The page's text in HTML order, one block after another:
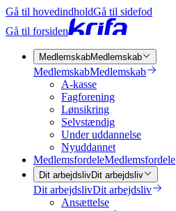
Gå til hovedindholdGå til sidefod
Gå til forsiden
MedlemskabMedlemskab
MedlemskabMedlemskab
A-kasse
Fagforening
Lønsikring
Selvstændig
Under uddannelse
Nyuddannet
MedlemsfordeleMedlemsfordele
Dit arbejdslivDit arbejdsliv
Dit arbejdslivDit arbejdsliv
Ansættelse